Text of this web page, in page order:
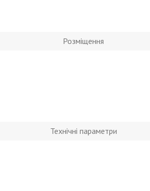
Розміщення
Технічні параметри